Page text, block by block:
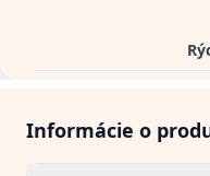
Informácie o